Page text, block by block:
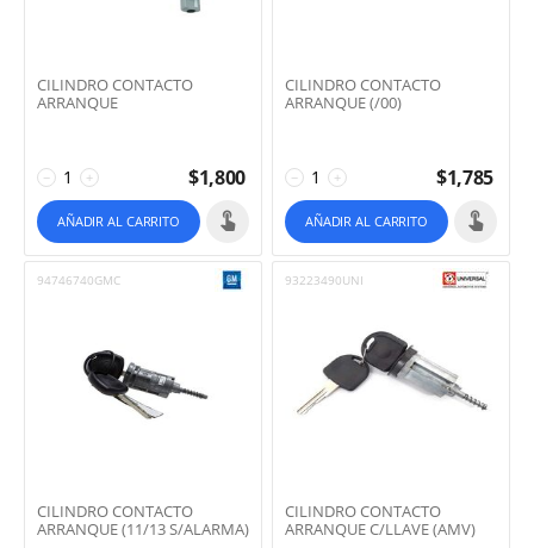
CILINDRO CONTACTO
ARRANQUE
+
− $1,800
AÑADIR AL CARRITO
CILINDRO CONTACTO
ARRANQUE (/00)
+
− $1,785
AÑADIR AL CARRITO
94746740GMC
CILINDRO CONTACTO
ARRANQUE (11/13 S/ALARMA)
93223490UNI
CILINDRO CONTACTO
ARRANQUE C/LLAVE (AMV)